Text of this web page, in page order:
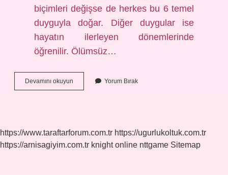
biçimleri değişse de herkes bu 6 temel
duyguyla doğar. Diğer duygular ise
hayatın ilerleyen dönemlerinde
öğrenilir. Ölümsüz…
Devamını okuyun
Duygular
Yorum Bırak
https://www.taraftarforum.com.tr https://ugurlukoltuk.com.tr
https://arnisagiyim.com.tr knight online nttgame Sitemap